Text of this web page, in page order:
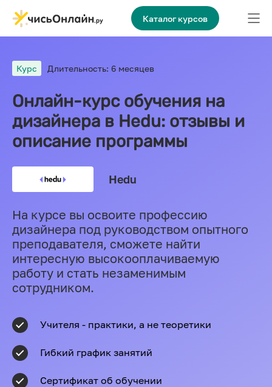
Каталог курсов
Курс Длительность: 6 месяцев
Онлайн-курс обучения на
дизайнера в Hedu: отзывы и
описание программы
Hedu
На курсе вы освоите профессию
дизайнера под руководством опытного
преподавателя, сможете найти
интересную высокооплачиваемую
работу и стать незаменимым
сотрудником.
Учителя - практики, а не теоретики
Гибкий график занятий
Сертификат об обучении